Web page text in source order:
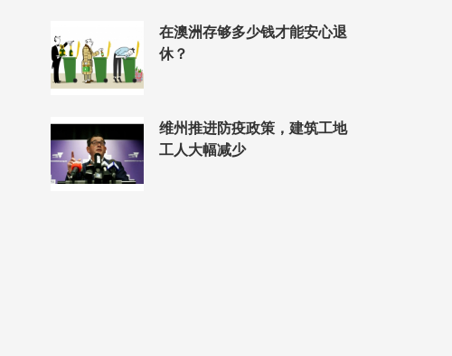
在澳洲存够多少钱才能安心退
休？
维州推进防疫政策，建筑工地
工人大幅减少